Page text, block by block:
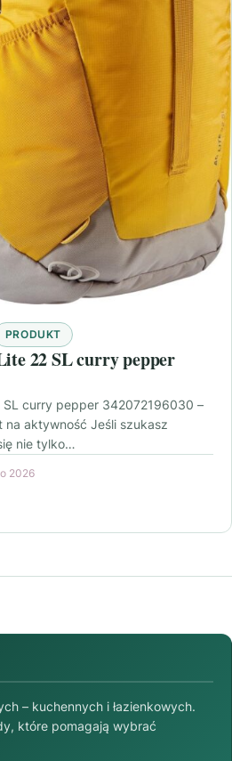
PRODUKT
22 SL curry pepper
SL curry pepper 342072196030 –
aktywność Jeśli szukasz
nie tylko…
2026
– kuchennych i łazienkowych.
które pomagają wybrać